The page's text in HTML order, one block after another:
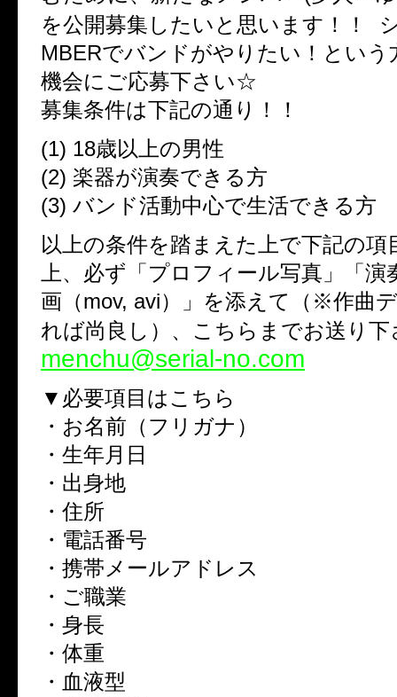
を公開募集したいと思います！！
MBERでバンドがやりたい！とい
機会にご応募下さい☆
募集条件は下記の通り！！
(1) 18歳以上の男性
(2) 楽器が演奏できる方
(3) バンド活動中心で生活できる方
以上の条件を踏まえた上で下記の項
上、必ず「プロフィール写真」「
画（mov, avi）」を添えて（※作曲
れば尚良し）、こちらまでお送り
menchu@serial-no.com
▼必要項目はこちら
・お名前（フリガナ）
・生年月日
・出身地
・住所
・電話番号
・携帯メールアドレス
・ご職業
・身長
・体重
・血液型